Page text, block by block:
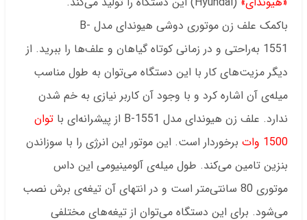
باکمک علف زن موتوری دوشی هیوندای مدل B-
1551 به‌راحتی و در زمانی کوتاه گیاهان و علف‌ها را ببرید. از
دیگر مزیت‌های کار با این دستگاه می‌توان به طول مناسب
میله‌ی آن اشاره کرد و با وجود آن کاربر نیازی به خم شدن
ندارد. علف زن هیوندای مدل B-1551 از پیشرانه‌ای با
توان
1500 وات
برخوردار است. این موتور این انرژی را با سوزاندن
بنزین تامین می‌کند. طول میله‌ی آلومینیومی این داس
موتوری 80 سانتی‌متر است و در انتهای آن تیغه‌ی برش نصب
می‌شود. برای این دستگاه می‌توان از تیغه‌های مختلفی